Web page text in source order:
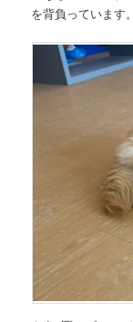
を背負っています。